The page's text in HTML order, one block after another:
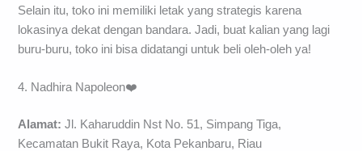
Selain itu, toko ini memiliki letak yang strategis karena
lokasinya dekat dengan bandara. Jadi, buat kalian yang lagi
buru-buru, toko ini bisa didatangi untuk beli oleh-oleh ya!
4. Nadhira Napoleon❤️
Alamat:Jl. Kaharuddin Nst No. 51, Simpang Tiga,
Kecamatan Bukit Raya, Kota Pekanbaru, Riau